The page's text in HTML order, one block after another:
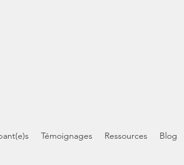
Témoignages Ressources Blog